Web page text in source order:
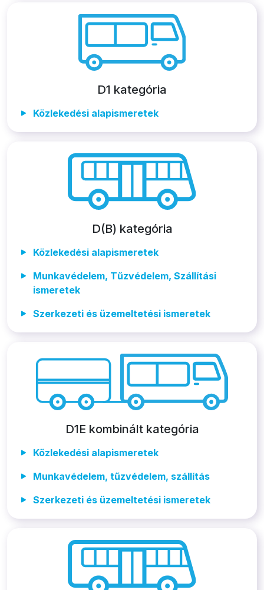
D1 kategória
Közlekedési alapismeretek
D(B) kategória
Közlekedési alapismeretek
Munkavédelem, Tűzvédelem, Szállítási
ismeretek
Szerkezeti és üzemeltetési ismeretek
D1E kombinált kategória
Közlekedési alapismeretek
Munkavédelem, tűzvédelem, szállítás
Szerkezeti és üzemeltetési ismeretek